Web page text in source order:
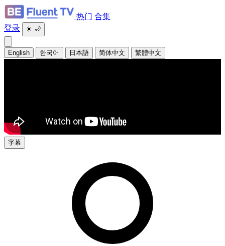
热门 合集
登录
☀️ 🌙
English 한국어 日本語 简体中文 繁體中文
字幕